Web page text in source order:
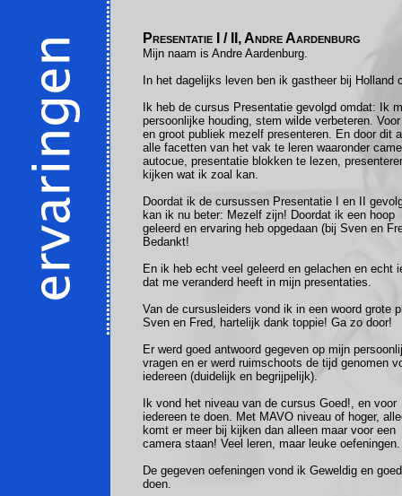
Presentatie I / II, Andre Aardenburg
Mijn naam is Andre Aardenburg.
In het dagelijks leven ben ik gastheer bij Holland
Ik heb de cursus Presentatie gevolgd omdat: Ik
persoonlijke houding, stem wilde verbeteren.
en groot publiek mezelf presenteren. En door dit
alle facetten van het vak te leren waaronder
autocue, presentatie blokken te lezen,
kijken wat ik zoal kan.
Doordat ik de cursussen Presentatie I en II
kan ik nu beter: Mezelf zijn! Doordat ik een hoop
geleerd en ervaring heb opgedaan (bij Sven en
Bedankt!
En ik heb echt veel geleerd en gelachen en echt
dat me veranderd heeft in mijn presentaties.
Van de cursusleiders vond ik in een woord grote
Sven en Fred, hartelijk dank toppie! Ga zo door!
Er werd goed antwoord gegeven op mijn
vragen en er werd ruimschoots de tijd genomen
iedereen (duidelijk en begrijpelijk).
Ik vond het niveau van de cursus Goed!, en voor
iedereen te doen. Met MAVO niveau of hoger,
komt er meer bij kijken dan alleen maar voor een
camera staan! Veel leren, maar leuke oefeningen.
De gegeven oefeningen vond ik Geweldig en
doen.